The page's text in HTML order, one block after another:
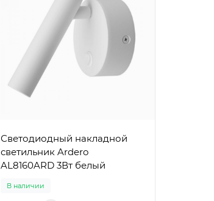
Светодиодный накладной
светильник Ardero
AL8160ARD 3Вт белый
В наличии